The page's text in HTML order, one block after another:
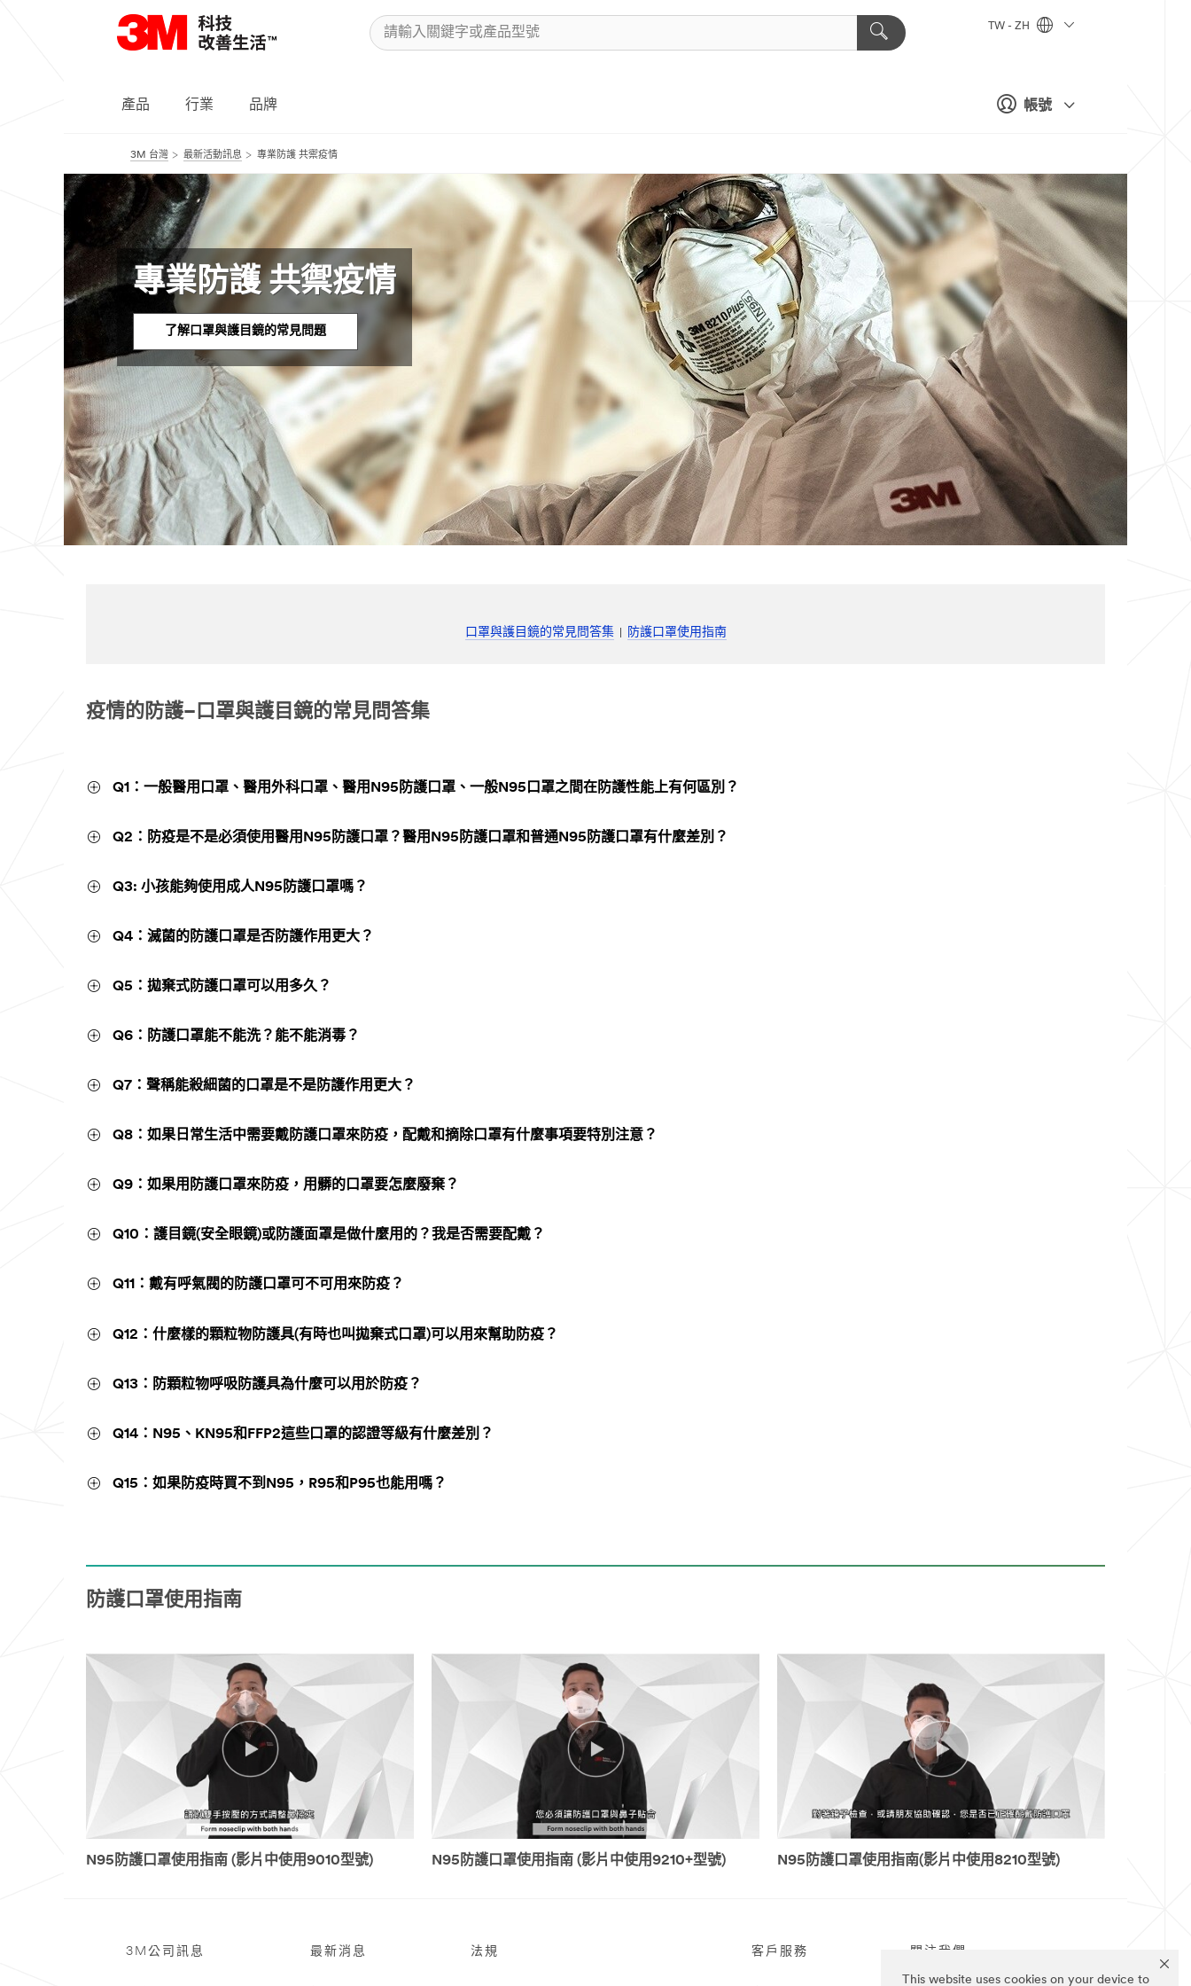
This website uses cookies on your device to
帳號
TW - ZH
產品 行業 品牌
3M 台灣 最新活動訊息 專業防護 共禦疫情
專業防護 共禦疫情
了解口罩與護目鏡的常見問題
口罩與護目鏡的常見問答集 防護口罩使用指南
疫情的防護–口罩與護目鏡的常見問答集
Q1：一般醫用口罩、醫用外科口罩、醫用N95防護口罩、一般N95口罩之間在防護性能上有何區別？
Q2：防疫是不是必須使用醫用N95防護口罩？醫用N95防護口罩和普通N95防護口罩有什麼差別？
Q3: 小孩能夠使用成人N95防護口罩嗎？
Q4：滅菌的防護口罩是否防護作用更大？
Q5：拋棄式防護口罩可以用多久？
Q6：防護口罩能不能洗？能不能消毒？
Q7：聲稱能殺細菌的口罩是不是防護作用更大？
Q8：如果日常生活中需要戴防護口罩來防疫，配戴和摘除口罩有什麼事項要特別注意？
Q9：如果用防護口罩來防疫，用髒的口罩要怎麼廢棄？
Q10：護目鏡(安全眼鏡)或防護面罩是做什麼用的？我是否需要配戴？
Q11：戴有呼氣閥的防護口罩可不可用來防疫？
Q12：什麼樣的顆粒物防護具(有時也叫拋棄式口罩)可以用來幫助防疫？
Q13：防顆粒物呼吸防護具為什麼可以用於防疫？
Q14：N95、KN95和FFP2這些口罩的認證等級有什麼差別？
Q15：如果防疫時買不到N95，R95和P95也能用嗎？
防護口罩使用指南
N95防護口罩使用指南 (影片中使用9010型號) N95防護口罩使用指南 (影片中使用9210+型號) N95防護口罩使用指南(影片中使用8210型號)
3M公司訊息 最新消息 法規 客戶服務 關注我們